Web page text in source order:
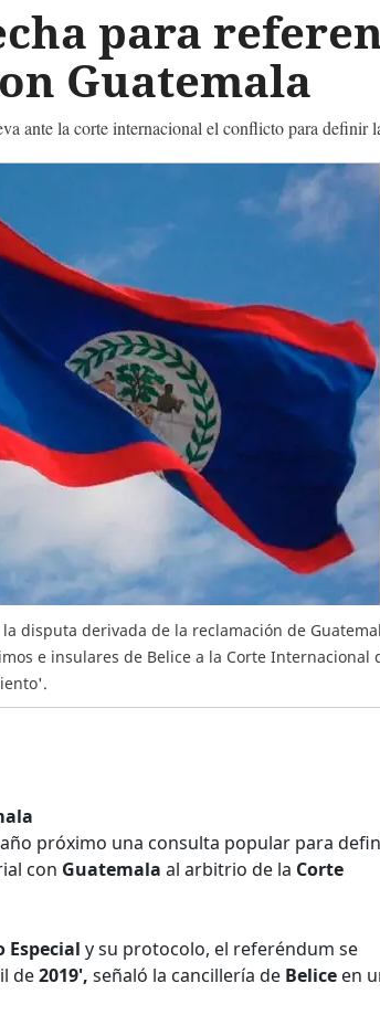
para
Guatemala
ante la corte internacional el conflicto para definir
disputa derivada de la reclamación de
e insulares de Belice a la Corte Internacional
próximo una consulta popular para
con Guatemala al arbitrio de la Corte
Especial y su protocolo, el referéndum se
de2019', señaló la cancillería de Belice en